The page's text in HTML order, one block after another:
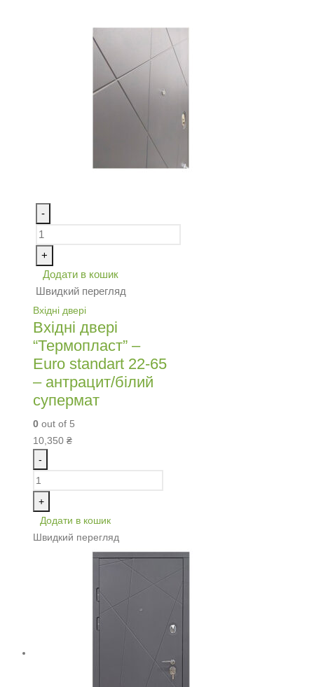
-
+
Додати в кошик
Швидкий перегляд
Вхідні двері
Вхідні двері
“Термопласт” –
Euro standart 22-65
– антрацит/білий
супермат
0 out of 5
10,350 ₴
-
+
Додати в кошик
Швидкий перегляд